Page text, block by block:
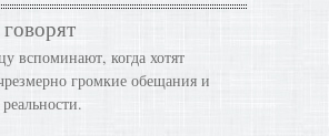
вспоминают, когда хотят
громкие обещания и